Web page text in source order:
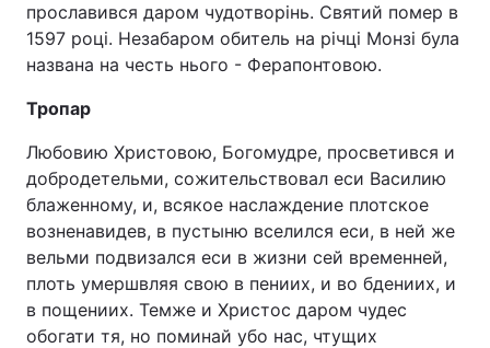
прославився даром чудотворінь. Святий помер в
1597 році. Незабаром обитель на річці Монзі була
названа на честь нього - Ферапонтовою.
Тропар
Любовию Христовою, Богомудре, просветився и
добродетельми, сожительствовал еси Василию
блаженному, и, всякое наслаждение плотское
возненавидев, в пустыню вселился еси, в ней же
вельми подвизался еси в жизни сей временней,
плоть умершвляя свою в пениих, и во бдениих, и
в пощениих. Темже и Христос даром чудес
обогати тя, но поминай убо нас, чтущих